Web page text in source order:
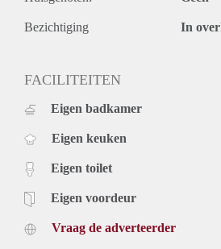
Bezichtiging In
FACILITEITEN
Eigen badkamer
Eigen keuken
Eigen toilet
Eigen voordeur
Vraag de adverteerder